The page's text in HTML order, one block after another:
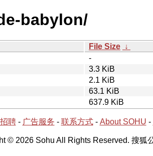
babylon/
File Size ↓
-
3.3 KiB
2.1 KiB
63.1 KiB
637.9 KiB
聘- 广告服务 - 联系方式- About SOHU -
© 2026 Sohu All Rights Reserved. 搜狐